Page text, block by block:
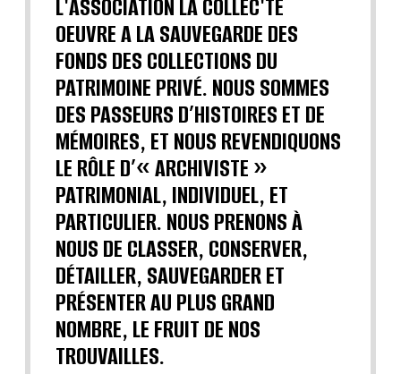
L'ASSOCIATION LA COLLEC'TE
OEUVRE A LA SAUVEGARDE DES
FONDS DES COLLECTIONS DU
PATRIMOINE PRIVÉ. NOUS SOMMES
DES PASSEURS D’HISTOIRES ET DE
MÉMOIRES, ET NOUS REVENDIQUONS
LE RÔLE D’« ARCHIVISTE »
PATRIMONIAL, INDIVIDUEL, ET
PARTICULIER. NOUS PRENONS À
NOUS DE CLASSER, CONSERVER,
DÉTAILLER, SAUVEGARDER ET
PRÉSENTER AU PLUS GRAND
NOMBRE, LE FRUIT DE NOS
TROUVAILLES.